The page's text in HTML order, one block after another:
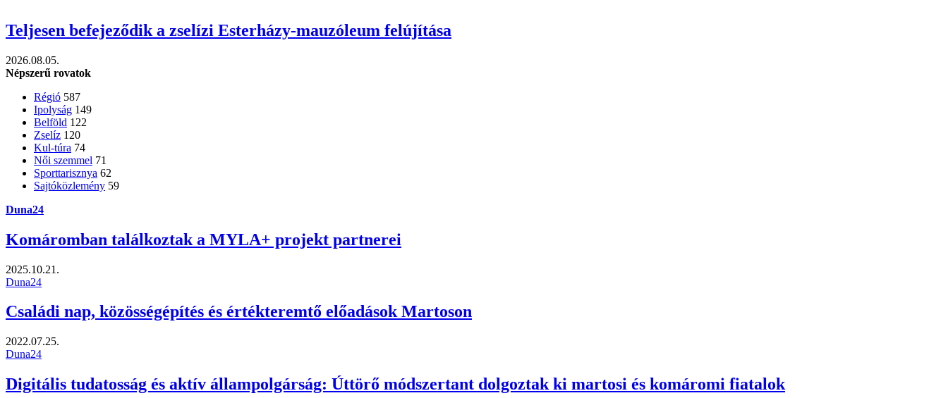
Teljesen befejeződik a zselízi Esterházy-mauzóleum felújítása
2026.08.05.
Népszerű rovatok
Régió 587
Ipolyság 149
Belföld 122
Zselíz 120
Kul-túra 74
Női szemmel 71
Sporttarisznya 62
Sajtóközlemény 59
Duna24
Komáromban találkoztak a MYLA+ projekt partnerei
2025.10.21.
Duna24
Családi nap, közösségépítés és értékteremtő előadások Martoson
2022.07.25.
Duna24
Digitális tudatosság és aktív állampolgárság: Úttörő módszertant dolgoztak ki martosi és komáromi fiatalok